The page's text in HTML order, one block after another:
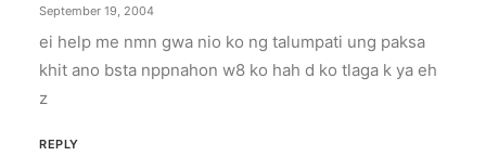
September 19, 2004
ei help me nmn gwa nio ko ng talumpati ung paksa
khit ano bsta nppnahon w8 ko hah d ko tlaga k ya eh
z
REPLY